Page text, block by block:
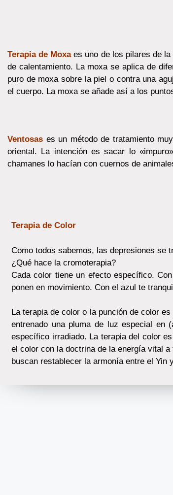
Terapia de Moxaes uno de los pilares de la
de calentamiento. La moxa se aplica de
puro de moxa sobre la piel o contra una
el cuerpo. La moxa se añade así a los
Ventosas es un método de tratamiento
oriental. La intención es sacar lo
chamanes lo hacían con cuernos de
Terapia de Color
Como todos sabemos, las
¿Qué hace la cromoterapia?
Cada color tiene un efecto específico.
ponen en movimiento. Con el azul te
La terapia de color o la punción de color
entrenado una pluma de luz especial en
específico irradiado. La terapia del color
el color con la doctrina de la energía vital
buscan restablecer la armonía entre el Yin